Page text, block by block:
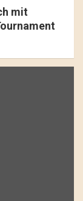
mit